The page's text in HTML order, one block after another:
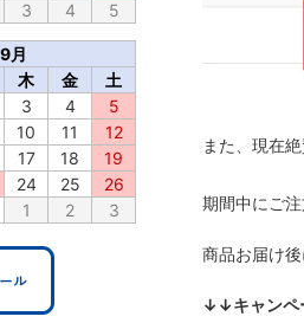
また、現在
期間中にご
商品お届け
↓↓キャンペ
3 4 5
月
木 金
土
3 4
5
10 11
12
17 18
19
24 25
26
1 2 3